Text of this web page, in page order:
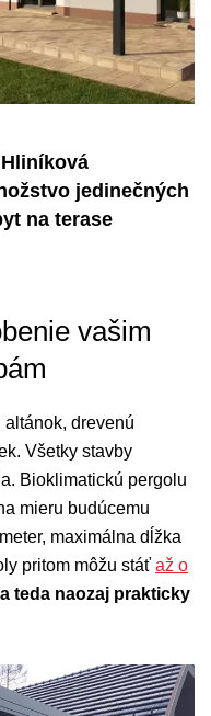
jedinečných
na terase
vašim
drevenú
Všetky stavby
Bioklimatickú pergolu
mieru budúcemu
maximálna dĺžka
pritom môžu stáť až o
teda naozaj prakticky